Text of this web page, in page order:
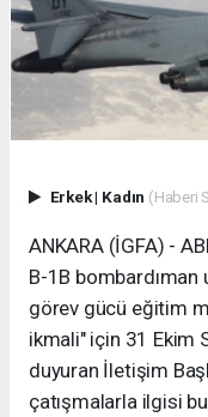
Erkek| Kadın (Haberi
ANKARA (İGFA) -
B-1B bombardıman
görev gücü eğitim
ikmali" için 31 Ekim
duyuran İletişim
çatışmalarla ilgisi